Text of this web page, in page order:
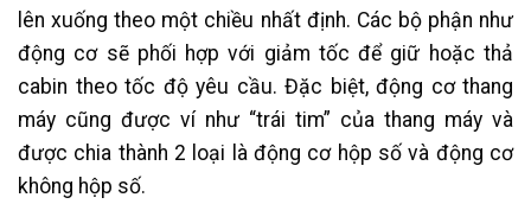
lên xuống theo một chiều nhất định. Các bộ phận như
động cơ sẽ phối hợp với giảm tốc để giữ hoặc thả
cabin theo tốc độ yêu cầu. Đặc biệt, động cơ thang
máy cũng được ví như “trái tim” của thang máy và
được chia thành 2 loại là động cơ hộp số và động cơ
không hộp số.